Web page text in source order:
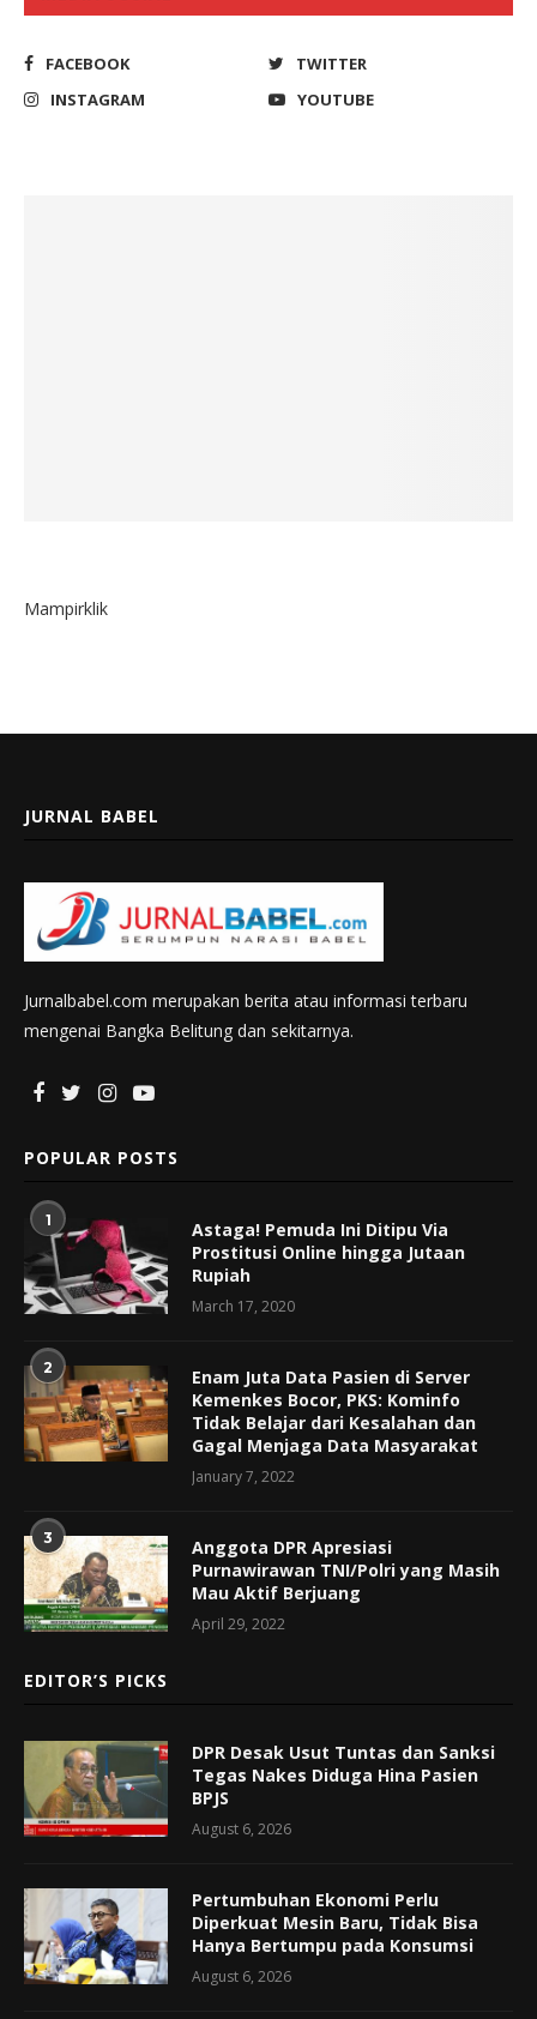
FACEBOOK
TWITTER
INSTAGRAM
YOUTUBE
Mampirklik
JURNAL BABEL
Jurnalbabel.com merupakan berita atau informasi terbaru
mengenai Bangka Belitung dan sekitarnya.
POPULAR POSTS
1
Astaga! Pemuda Ini Ditipu Via
Prostitusi Online hingga Jutaan
Rupiah
March 17, 2020
2
Enam Juta Data Pasien di Server
Kemenkes Bocor, PKS: Kominfo
Tidak Belajar dari Kesalahan dan
Gagal Menjaga Data Masyarakat
January 7, 2022
3
Anggota DPR Apresiasi
Purnawirawan TNI/Polri yang Masih
Mau Aktif Berjuang
April 29, 2022
EDITOR’S PICKS
DPR Desak Usut Tuntas dan Sanksi
Tegas Nakes Diduga Hina Pasien
BPJS
August 6, 2026
Pertumbuhan Ekonomi Perlu
Diperkuat Mesin Baru, Tidak Bisa
Hanya Bertumpu pada Konsumsi
August 6, 2026